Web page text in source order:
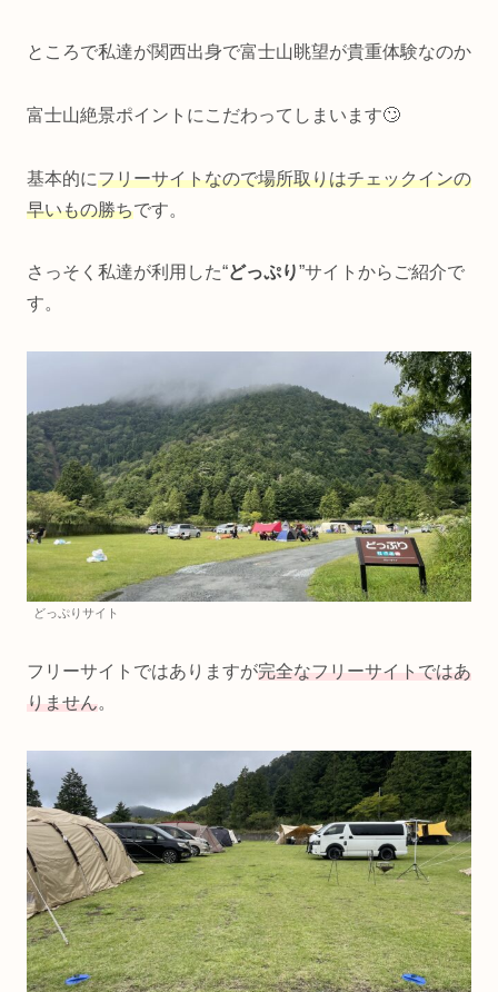
ところで私達が関西出身で富士山眺望が貴重体験なのか
富士山絶景ポイントにこだわってしまいます🙄
基本的にフリーサイトなので場所取りはチェックインの
早いもの勝ちです。
さっそく私達が利用した“どっぷり”サイトからご紹介で
す。
どっぷりサイト
フリーサイトではありますが完全なフリーサイトではあ
りません。